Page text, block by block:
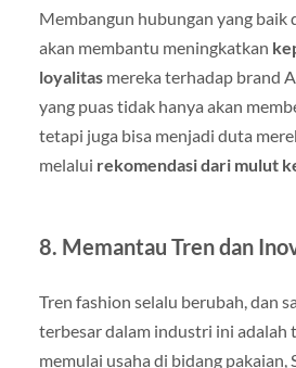
Membangun hubungan yang baik
akan membantu meningkatkan
loyalitasmereka terhadap brand
yang puas tidak hanya akan
tetapi juga bisa menjadi duta
melalui rekomendasi dari mulut
8. Memantau Tren dan
Tren fashion selalu berubah, dan
terbesar dalam industri ini adalah
memulai usaha di bidang pakaian,